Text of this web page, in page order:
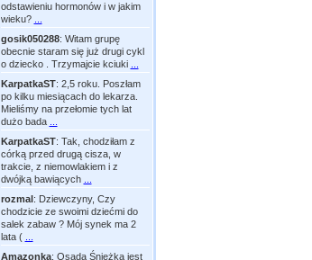
odstawieniu hormonów i w jakim
wieku?
gosik050288: Witam grupę
obecnie staram się już drugi cykl
o dziecko . Trzymajcie kciuki
KarpatkaST: 2,5 roku. Poszłam
po kilku miesiącach do lekarza.
Mieliśmy na przełomie tych lat
dużo bada
KarpatkaST: Tak, chodziłam z
córką przed drugą cisza, w
trakcie, z niemowlakiem i z
dwójką bawiących
rozmal: Dziewczyny, Czy
chodzicie ze swoimi dziećmi do
salek zabaw ? Mój synek ma 2
lata (
Amazonka: Osada Śnieżka jest